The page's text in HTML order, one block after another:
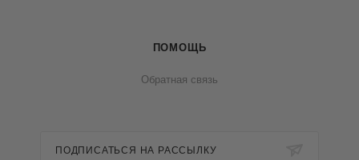
ПОМОЩЬ
Обратная связь
ПОДПИСАТЬСЯ НА РАССЫЛКУ